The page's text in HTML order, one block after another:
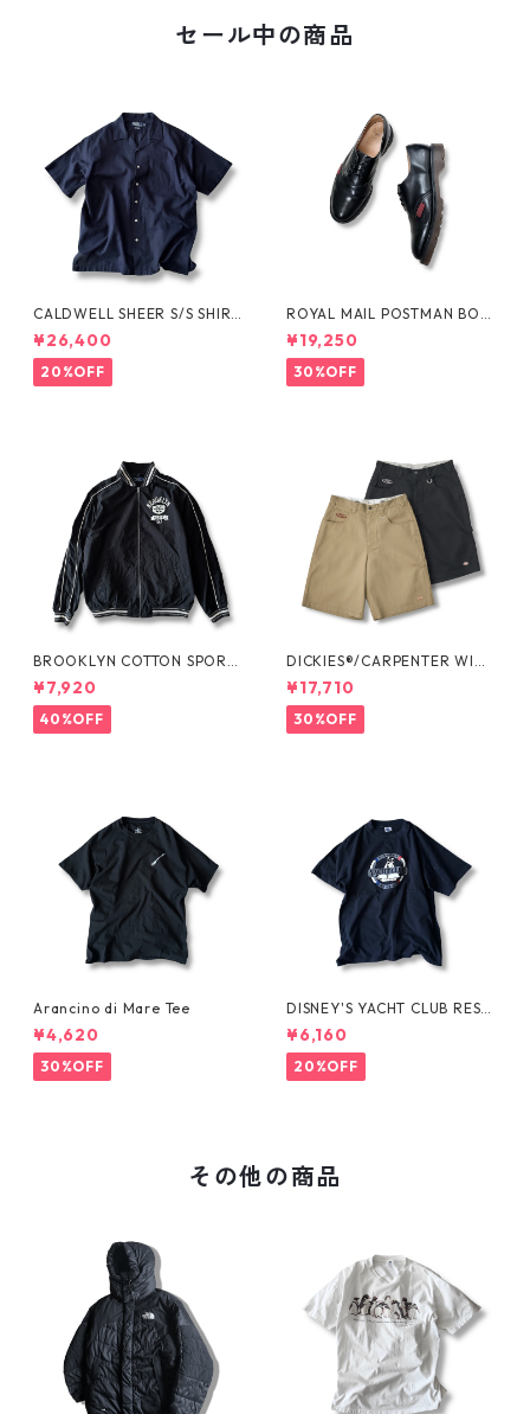
セール中の商品
CALDWELL SHEER S/S SHIRT
by Polo Ralph Lauren
¥26,400
20%OFF
ROYAL MAIL POSTMAN BOO
TS by Dr.MARTENS
¥19,250
30%OFF
BROOKLYN COTTON SPORT
JKT by Polo Ralph Lauren
¥7,920
40%OFF
DICKIES®/CARPENTER WIDE
SHORTS -SEDAN ALL-PURPO
SE-
¥17,710
30%OFF
Arancino di Mare Tee
¥4,620
30%OFF
DISNEY'S YACHT CLUB RESO
RT Tee
¥6,160
20%OFF
その他の商品